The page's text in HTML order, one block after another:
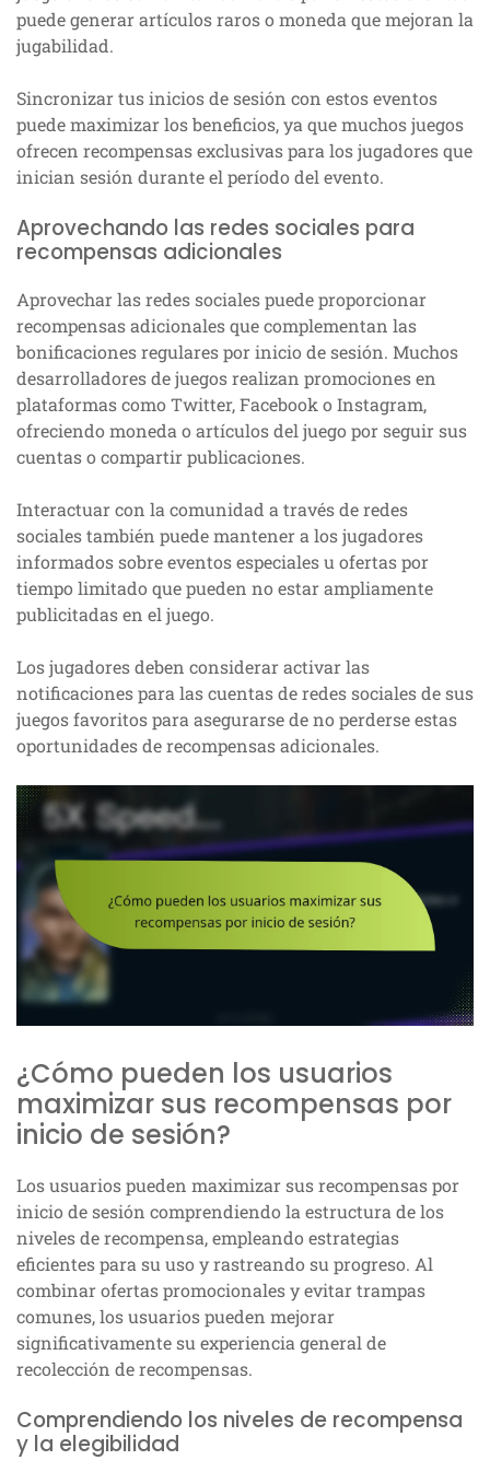
puede generar artículos raros o moneda que mejoran la
jugabilidad.
Sincronizar tus inicios de sesión con estos eventos
puede maximizar los beneficios, ya que muchos juegos
ofrecen recompensas exclusivas para los jugadores que
inician sesión durante el período del evento.
Aprovechando las redes sociales para
recompensas adicionales
Aprovechar las redes sociales puede proporcionar
recompensas adicionales que complementan las
bonificaciones regulares por inicio de sesión. Muchos
desarrolladores de juegos realizan promociones en
plataformas como Twitter, Facebook o Instagram,
ofreciendo moneda o artículos del juego por seguir sus
cuentas o compartir publicaciones.
Interactuar con la comunidad a través de redes
sociales también puede mantener a los jugadores
informados sobre eventos especiales u ofertas por
tiempo limitado que pueden no estar ampliamente
publicitadas en el juego.
Los jugadores deben considerar activar las
notificaciones para las cuentas de redes sociales de sus
juegos favoritos para asegurarse de no perderse estas
oportunidades de recompensas adicionales.
¿Cómo pueden los usuarios
maximizar sus recompensas por
inicio de sesión?
Los usuarios pueden maximizar sus recompensas por
inicio de sesión comprendiendo la estructura de los
niveles de recompensa, empleando estrategias
eficientes para su uso y rastreando su progreso. Al
combinar ofertas promocionales y evitar trampas
comunes, los usuarios pueden mejorar
significativamente su experiencia general de
recolección de recompensas.
Comprendiendo los niveles de recompensa
y la elegibilidad